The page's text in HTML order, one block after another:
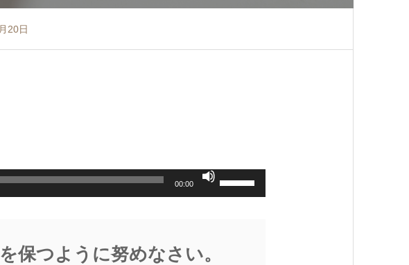
20日
00:00
リ
ュ
保つように努めなさい。